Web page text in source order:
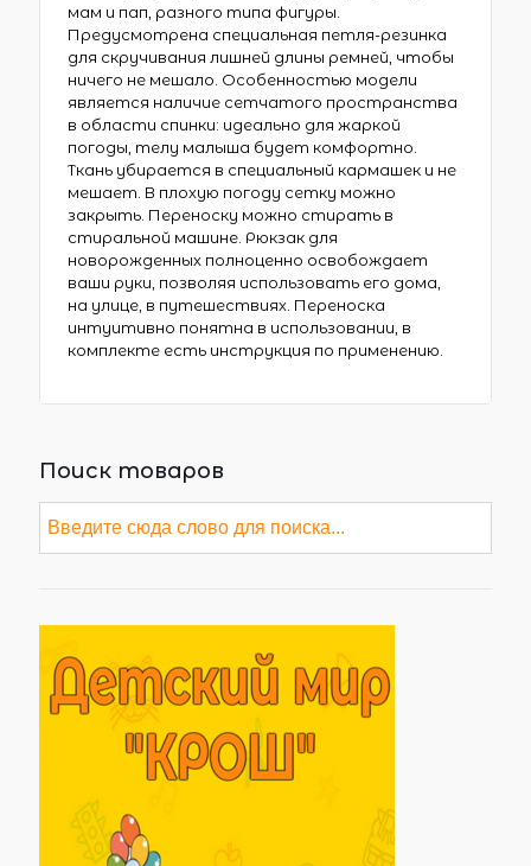
мам и пап, разного типа фигуры.
Предусмотрена специальная петля-резинка
для скручивания лишней длины ремней, чтобы
ничего не мешало. Особенностью модели
является наличие сетчатого пространства
в области спинки: идеально для жаркой
погоды, телу малыша будет комфортно.
Ткань убирается в специальный кармашек и не
мешает. В плохую погоду сетку можно
закрыть. Переноску можно стирать в
стиральной машине. Рюкзак для
новорожденных полноценно освобождает
ваши руки, позволяя использовать его дома,
на улице, в путешествиях. Переноска
интуитивно понятна в использовании, в
комплекте есть инструкция по применению.
Поиск товаров